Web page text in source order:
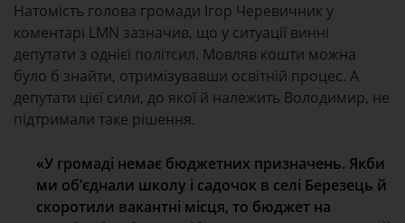
Натомість голова громади Ігор Черевичник у
коментарі LMN зазначив, що у ситуації винні
депутати з однієї політсил. Мовляв кошти можна
було б знайти, отримізувавши освітній процес. А
депутати цієї сили, до якої й належить Володимир, не
підтримали таке рішення.
«У громаді немає бюджетних призначень. Якби
ми об’єднали школу і садочок в селі Березець й
скоротили вакантні місця, то бюджет на